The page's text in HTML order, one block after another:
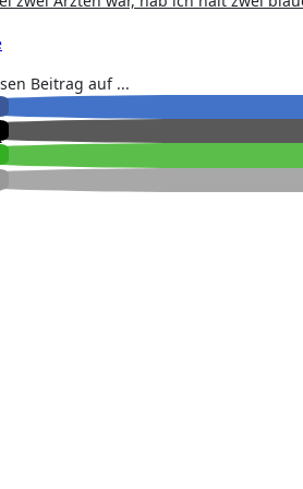
Beitrag auf ...